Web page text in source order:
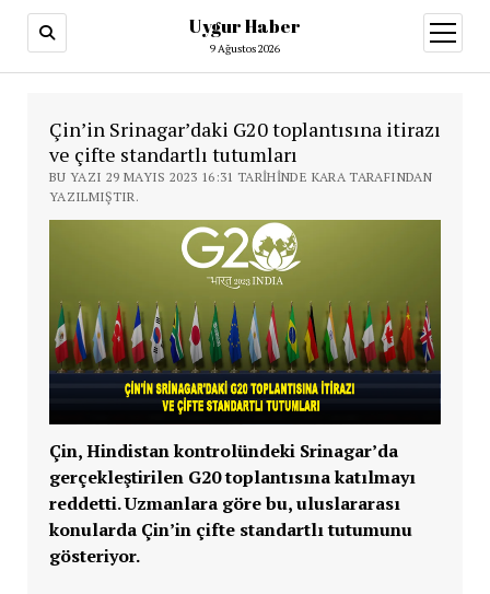
Uygur Haber
9 Ağustos 2026
aç
Çin’in Srinagar’daki G20 toplantısına itirazı
ve çifte standartlı tutumları
BU YAZI 29 MAYIS 2023 16:31 TARIHINDE KARA TARAFINDAN
YAZILMIŞTIR.
Çin, Hindistan kontrolündeki Srinagar’da
gerçekleştirilen G20 toplantısına katılmayı
reddetti. Uzmanlara göre bu, uluslararası
konularda Çin’in çifte standartlı tutumunu
gösteriyor.